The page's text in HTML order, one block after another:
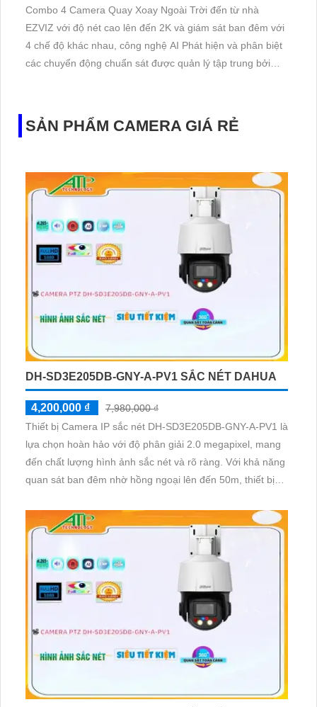
Combo 4 Camera Quay Xoay Ngoài Trời đến từ nhà
EZVIZ với độ nét cao lên đến 2K và giám sát ban đêm với
4 chế độ khác nhau, công nghệ AI Phát hiện và phân biệt
các chuyển động chuẩn sát được quản lý tập trung bởi
SẢN PHẨM CAMERA GIÁ RẺ
DH-SD3E205DB-GNY-A-PV1 SẮC NÉT DAHUA
4,200,000 ₫
7,980,000 ₫
Thiết bị Camera IP sắc nét DH-SD3E205DB-GNY-A-PV1 là
lựa chọn hoàn hảo với độ phân giải 2.0 megapixel, mang
đến chất lượng hình ảnh sắc nét và rõ ràng. Với khả năng
quan sát ban đêm nhờ hồng ngoại lên đến 50m, thiết bị
dù ở môi trường ánh sáng yếu. Starlight technology giúp
tăng cường chất lượng hình ảnh